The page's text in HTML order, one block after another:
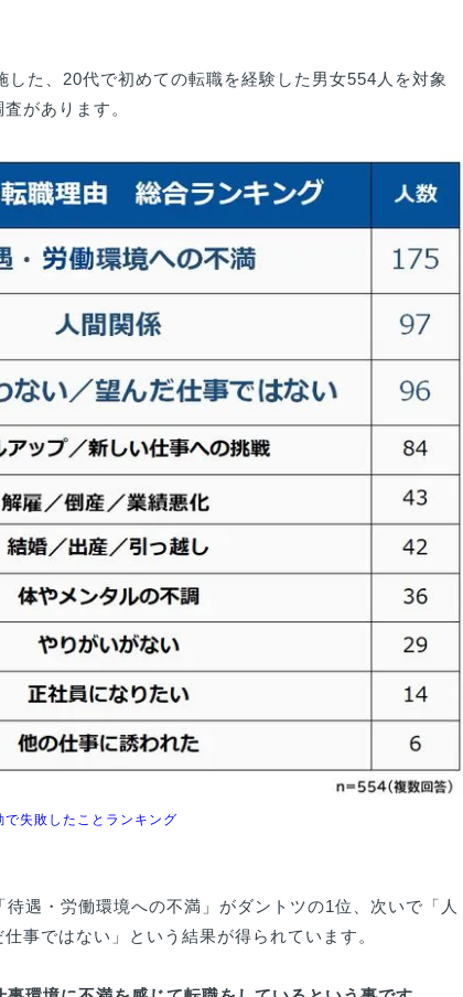
た、20代で初めての転職を経験した男女554人を対象
があります。
失敗したことランキング
遇・労働環境への不満」がダントツの1位、次いで「人
事ではない」という結果が得られています。